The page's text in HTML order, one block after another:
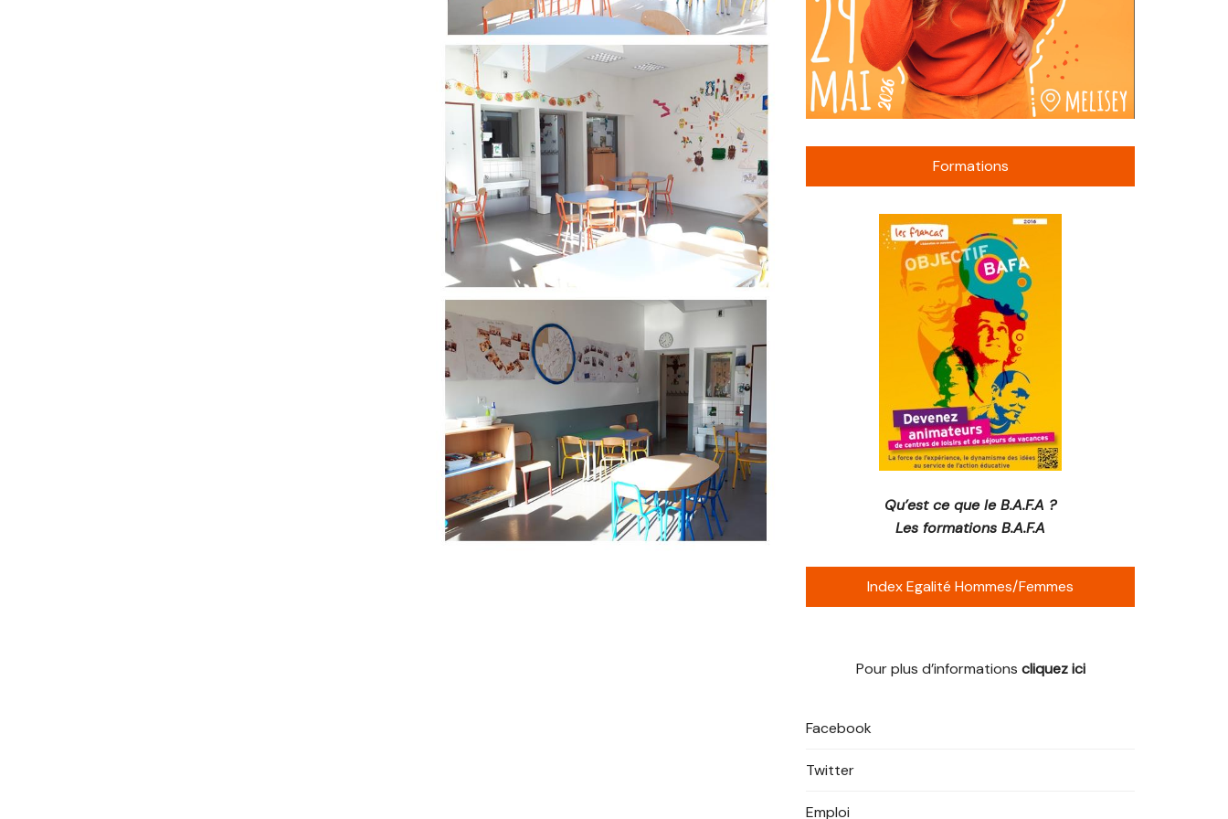
Formations
Qu’est ce que le B.A.F.A ?
Les formations B.A.F.A
Index Egalité Hommes/Femmes
Pour plus d’informations cliquez ici
Facebook
Twitter
Emploi